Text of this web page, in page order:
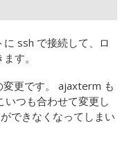
ssh で接続して、ロ
す。
更です。 ajaxterm も
いつも合わせて変更し
できなくなってしまい